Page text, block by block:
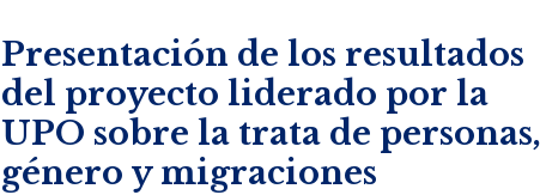
Presentación de los resultados
del proyecto liderado por la
UPO sobre la trata de
género y migraciones